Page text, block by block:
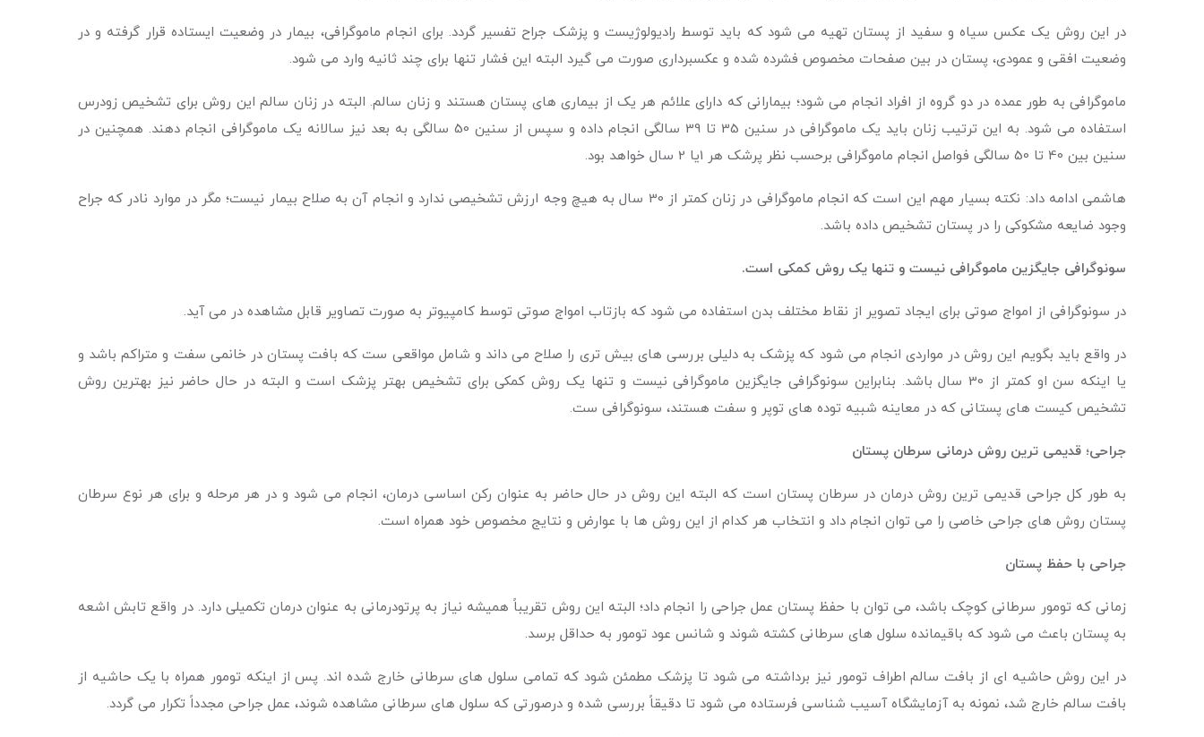
در این روش یک عکس سیاه و سفید از پستان تهیه می شود که باید توسط رادیولوژیست و پزشک جراح تفسیر گردد. برای انجام ماموگرافی، بیمار در وضعیت ایستاده قرار گرفته و در
وضعیت افقی و عمودی، پستان در بین صفحات مخصوص فشرده شده و عکسبرداری صورت می گیرد البته این فشار تنها برای چند ثانیه وارد می شود.
ماموگرافی به طور عمده در دو گروه از افراد انجام می شود؛ بیمارانی که دارای علائم هر یک از بیماری های پستان هستند و زنان سالم. البته در زنان سالم این روش برای تشخیص زودرس
استفاده می شود. به این ترتیب زنان باید یک ماموگرافی در سنین 35 تا 39 سالگی انجام داده و سپس از سنین 50 سالگی به بعد نیز سالانه یک ماموگرافی انجام دهند. همچنین در
سنین بین 40 تا 50 سالگی فواصل انجام ماموگرافی برحسب نظر پرشک هر 1یا 2 سال خواهد بود.
هاشمی ادامه داد: نکته بسیار مهم این است که انجام ماموگرافی در زنان کمتر از 30 سال به هیچ وجه ارزش تشخیصی ندارد و انجام آن به صلاح بیمار نیست؛ مگر در موارد نادر که جراح
وجود ضایعه مشکوکی را در پستان تشخیص داده باشد.
سونوگرافی جایگزین ماموگرافی نیست و تنها یک روش کمکی است.
در سونوگرافی از امواج صوتی برای ایجاد تصویر از نقاط مختلف بدن استفاده می شود که بازتاب امواج صوتی توسط کامپیوتر به صورت تصاویر قابل مشاهده در می آید.
در واقع باید بگویم این روش در مواردی انجام می شود که پزشک به دلیلی بررسی های بیش تری را صلاح می داند و شامل مواقعی ست که بافت پستان در خانمی سفت و متراکم باشد و
یا اینکه سن او کمتر از 30 سال باشد. بنابراین سونوگرافی جایگزین ماموگرافی نیست و تنها یک روش کمکی برای تشخیص بهتر پزشک است و البته در حال حاضر نیز بهترین روش
تشخیص کیست های پستانی که در معاینه شبیه توده های توپر و سفت هستند، سونوگرافی ست.
جراحی؛ قدیمی ترین روش درمانی سرطان پستان
به طور کل جراحی قدیمی ترین روش درمان در سرطان پستان است که البته این روش در حال حاضر به عنوان رکن اساسی درمان، انجام می شود و در هر مرحله و برای هر نوع سرطان
پستان روش های جراحی خاصی را می توان انجام داد و انتخاب هر کدام از این روش ها با عوارض و نتایج مخصوص خود همراه است.
جراحی با حفظ پستان
زمانی که تومور سرطانی کوچک باشد، می توان با حفظ پستان عمل جراحی را انجام داد؛ البته این روش تقریباً همیشه نیاز به پرتودرمانی به عنوان درمان تکمیلی دارد. در واقع تابش اشعه
به پستان باعث می شود که باقیمانده سلول های سرطانی کشته شوند و شانس عود تومور به حداقل برسد.
در این روش حاشیه ای از بافت سالم اطراف تومور نیز برداشته می شود تا پزشک مطمئن شود که تمامی سلول های سرطانی خارج شده اند. پس از اینکه تومور همراه با یک حاشیه از
بافت سالم خارج شد، نمونه به آزمایشگاه آسیب شناسی فرستاده می شود تا دقیقاً بررسی شده و درصورتی که سلول های سرطانی مشاهده شوند، عمل جراحی مجدداً تکرار می گردد.